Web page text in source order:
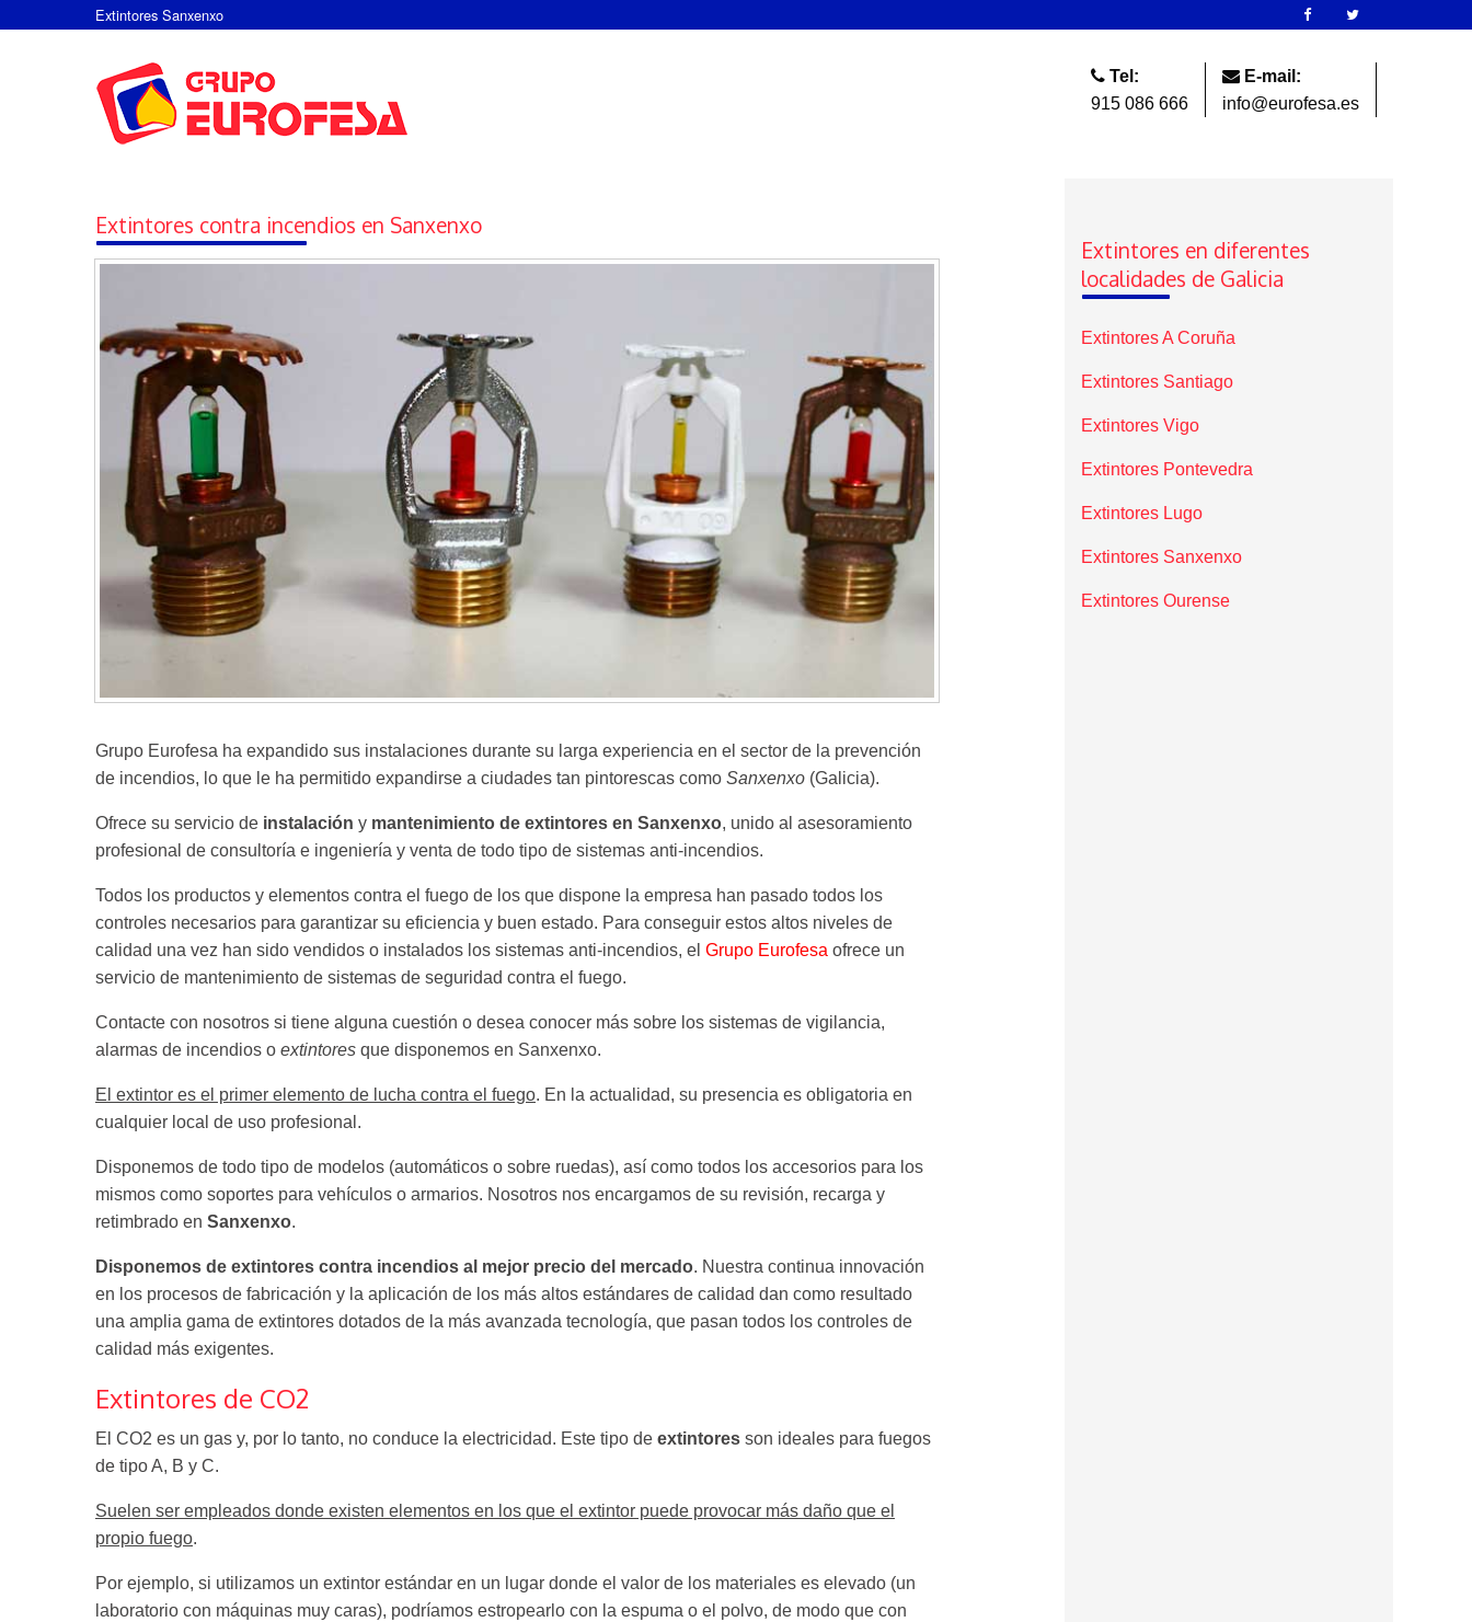
Extintores Sanxenxo
Tel:
915 086 666
E-mail:
info@eurofesa.es
Extintores contra incendios en Sanxenxo
Grupo Eurofesa ha expandido sus instalaciones durante su larga experiencia en el sector de la prevención
de incendios, lo que le ha permitido expandirse a ciudades tan pintorescas como Sanxenxo (Galicia).
Ofrece su servicio de instalación y mantenimiento de extintores en Sanxenxo, unido al asesoramiento
profesional de consultoría e ingeniería y venta de todo tipo de sistemas anti-incendios.
Todos los productos y elementos contra el fuego de los que dispone la empresa han pasado todos los
controles necesarios para garantizar su eficiencia y buen estado. Para conseguir estos altos niveles de
calidad una vez han sido vendidos o instalados los sistemas anti-incendios, el Grupo Eurofesa ofrece un
servicio de mantenimiento de sistemas de seguridad contra el fuego.
Contacte con nosotros si tiene alguna cuestión o desea conocer más sobre los sistemas de vigilancia,
alarmas de incendios o extintores que disponemos en Sanxenxo.
El extintor es el primer elemento de lucha contra el fuego. En la actualidad, su presencia es obligatoria en
cualquier local de uso profesional.
Disponemos de todo tipo de modelos (automáticos o sobre ruedas), así como todos los accesorios para los
mismos como soportes para vehículos o armarios. Nosotros nos encargamos de su revisión, recarga y
retimbrado en Sanxenxo.
Disponemos de extintores contra incendios al mejor precio del mercado. Nuestra continua innovación
en los procesos de fabricación y la aplicación de los más altos estándares de calidad dan como resultado
una amplia gama de extintores dotados de la más avanzada tecnología, que pasan todos los controles de
calidad más exigentes.
Extintores de CO2
El CO2 es un gas y, por lo tanto, no conduce la electricidad. Este tipo de extintores son ideales para fuegos
de tipo A, B y C.
Suelen ser empleados donde existen elementos en los que el extintor puede provocar más daño que el
propio fuego.
Por ejemplo, si utilizamos un extintor estándar en un lugar donde el valor de los materiales es elevado (un
laboratorio con máquinas muy caras), podríamos estropearlo con la espuma o el polvo, de modo que con
Extintores en diferentes
localidades de Galicia
Extintores A Coruña
Extintores Santiago
Extintores Vigo
Extintores Pontevedra
Extintores Lugo
Extintores Sanxenxo
Extintores Ourense